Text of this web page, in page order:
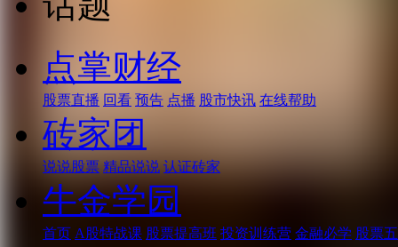
点掌财经
股票直播 回看 预告 点播 股市快讯 在线帮助
砖家团
说说股票 精品说说 认证砖家
牛金学园
首页 A股特战课 股票提高班 投资训练营 金融必学 股票